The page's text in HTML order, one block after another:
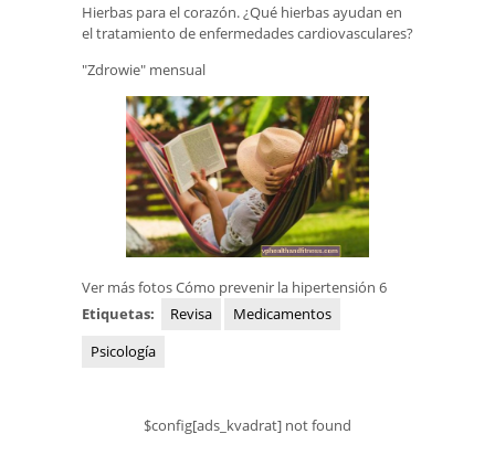
Hierbas para el corazón. ¿Qué hierbas ayudan en
el tratamiento de enfermedades cardiovasculares?
"Zdrowie" mensual
Ver más fotos Cómo prevenir la hipertensión 6
Etiquetas:
Revisa
Medicamentos
Psicología
$config[ads_kvadrat] not found